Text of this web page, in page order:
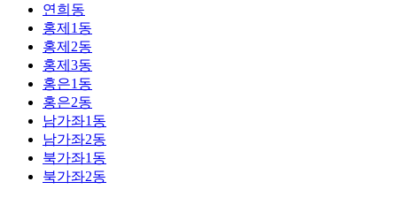
연희동
홍제1동
홍제2동
홍제3동
홍은1동
홍은2동
남가좌1동
남가좌2동
북가좌1동
북가좌2동